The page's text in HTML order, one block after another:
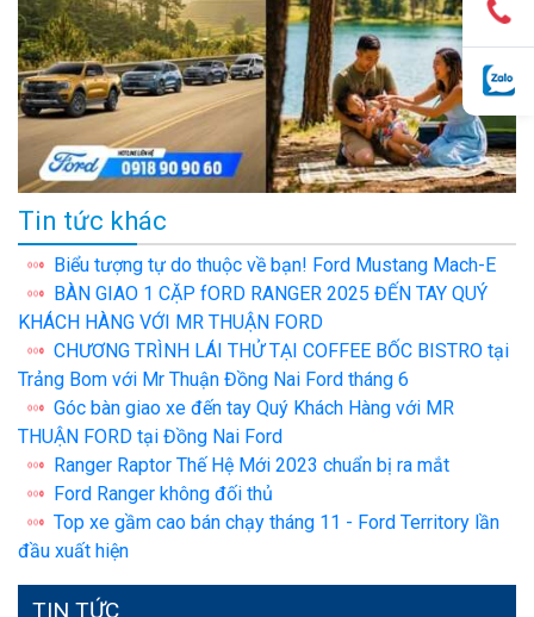
Tin tức khác
Biểu tượng tự do thuộc về bạn! Ford Mustang Mach-E
BÀN GIAO 1 CẶP fORD RANGER 2025 ĐẾN TAY QUÝ
KHÁCH HÀNG VỚI MR THUẬN FORD
CHƯƠNG TRÌNH LÁI THỬ TẠI COFFEE BỐC BISTRO tại
Trảng Bom với Mr Thuận Đồng Nai Ford tháng 6
Góc bàn giao xe đến tay Quý Khách Hàng với MR
THUẬN FORD tại Đồng Nai Ford
Ranger Raptor Thế Hệ Mới 2023 chuẩn bị ra mắt
Ford Ranger không đối thủ
Top xe gầm cao bán chạy tháng 11 - Ford Territory lần
đầu xuất hiện
TIN TỨC